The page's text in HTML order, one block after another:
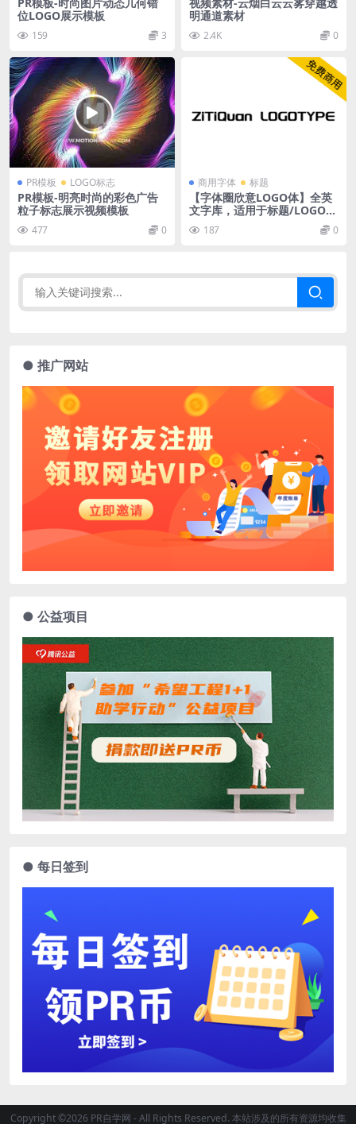
位LOGO展示模板
159 3
明通道素材
2.4K 0
PR模板 LOGO标志
PR模板-明亮时尚的彩色广告
粒子标志展示视频模板
477 0
商用字体 标题
【字体圈欣意LOGO体】全英
文字库，适用于标题/LOGO设
计 187 0
● 推广网站
● 公益项目
● 每日签到
Copyright ©2026 PR自学网 - All Rights Reserved. 本站涉及的所有资源均收集